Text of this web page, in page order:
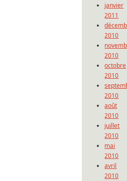
janvier
2011
2010
2010
octobre
2010
2010
août
2010
juillet
2010
mai
2010
avril
2010